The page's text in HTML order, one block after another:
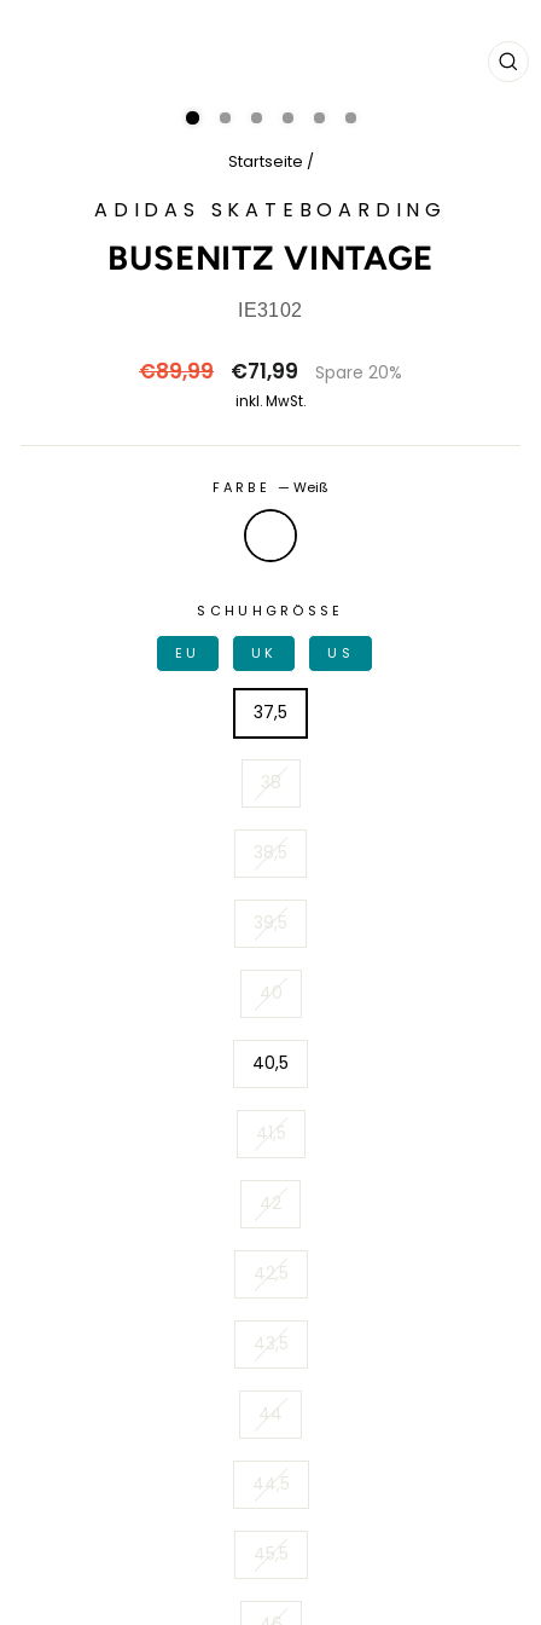
Startseite /
ADIDAS SKATEBOARDING
BUSENITZ VINTAGE
IE3102
Normaler
€89,99 Sonderpreis
€71,99 Spare 20%
inkl. MwSt.
FARBE—Weiß
SCHUHGRÖSSE
EU UK US
37,5
38
38,5
39,5
40
40,5
41,5
42
42,5
43,5
44
44,5
45,5